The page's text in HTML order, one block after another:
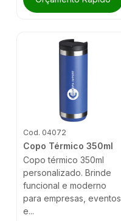
Cod. 04072
Copo Térmico 350ml
Copo térmico 350ml
personalizado. Brinde
funcional e moderno
para empresas, eventos
e...